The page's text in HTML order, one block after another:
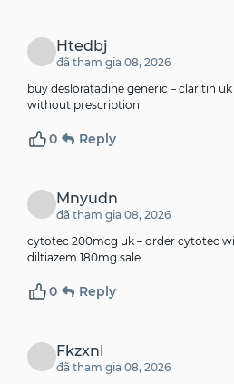
Htedbj
đã tham gia 08, 2026
buy desloratadine generic – claritin uk
without prescription
0 Reply
Mnyudn
đã tham gia 08, 2026
cytotec 200mcg uk – order cytotec
diltiazem 180mg sale
0 Reply
Fkzxnl
đã tham gia 08, 2026